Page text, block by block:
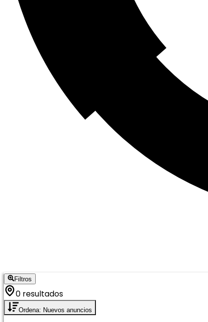
Filtros
0 resultados
Ordena: Nuevos anuncios